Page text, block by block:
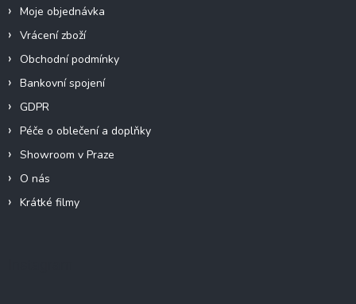
Moje objednávka
Vrácení zboží
Obchodní podmínky
Bankovní spojení
GDPR
Péče o oblečení a doplňky
Showroom v Praze
O nás
Krátké filmy